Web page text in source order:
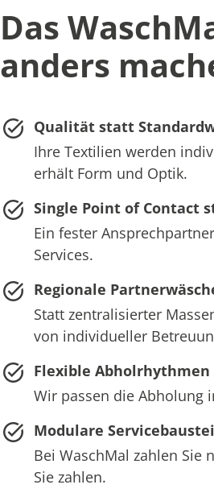
Das
anders
Qualität statt
Ihre Textilien werden
erhält Form und Optik.
Single Point of Contact
Ein fester
Services.
Regionale
Statt zentralisierter
von individueller
Flexible
Wir passen die Abholung
Modulare
Bei WaschMal zahlen
Sie zahlen.